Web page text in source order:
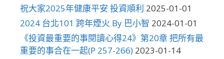
祝大家2025年健康平安 投資順利 2025-01-01
2024 台北101 跨年煙火 By 巴小智 2024-01-01
《投資最重要的事閱讀心得24》第20章 把所有最
重要的事合在一起(P 257-266) 2023-01-14